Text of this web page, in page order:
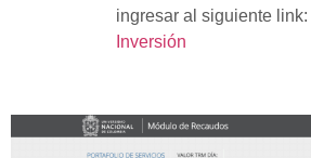
ingresar al siguiente link:
Inversión